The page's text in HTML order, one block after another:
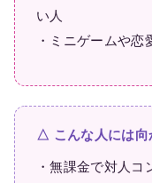
い人
・ミニゲームや恋
△ こんな人には向
・無課金で対人コ